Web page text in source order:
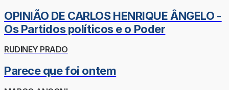
OPINIÃO DE CARLOS HENRIQUE ÂNGELO -
Os Partidos políticos e o Poder
RUDINEY PRADO
Parece que foi ontem